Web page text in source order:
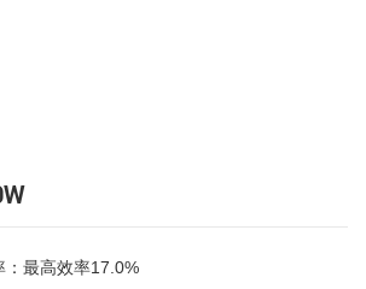
：最高效率17.0%